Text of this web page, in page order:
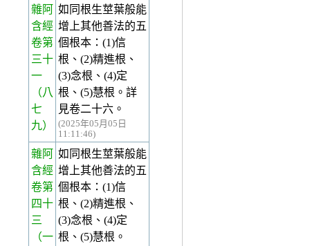
雜阿
含經
卷第
三十
一
（八
七
九）
如同根生莖葉般能
增上其他善法的五
個根本：(1)信
根、(2)精進根、
(3)念根、(4)定
根、(5)慧根。詳
見卷二十六。
(2025年05月05日
11:11:46)
雜阿
含經
卷第
四十
三
（一
如同根生莖葉般能
增上其他善法的五
個根本：(1)信
根、(2)精進根、
(3)念根、(4)定
根、(5)慧根。